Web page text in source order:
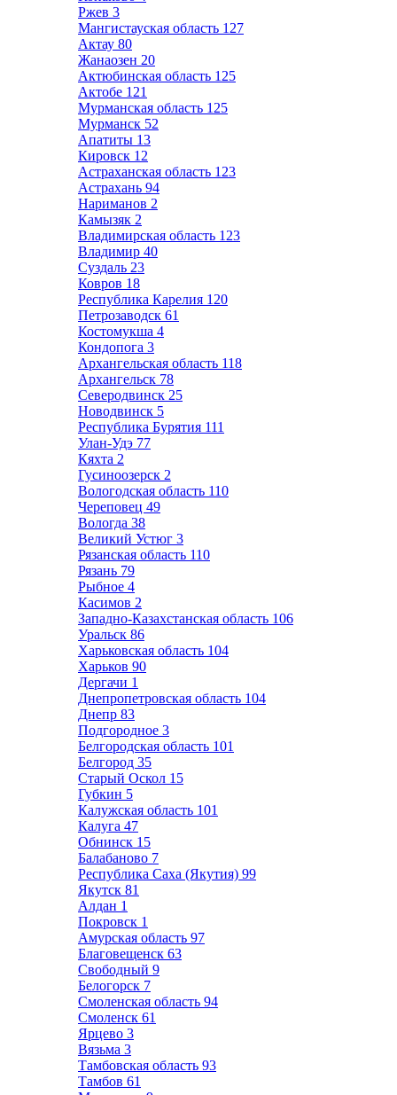
Ржев 3
Мангистауская область 127
Актау 80
Жанаозен 20
Актюбинская область 125
Актобе 121
Мурманская область 125
Мурманск 52
Апатиты 13
Кировск 12
Астраханская область 123
Астрахань 94
Нариманов 2
Камызяк 2
Владимирская область 123
Владимир 40
Суздаль 23
Ковров 18
Республика Карелия 120
Петрозаводск 61
Костомукша 4
Кондопога 3
Архангельская область 118
Архангельск 78
Северодвинск 25
Новодвинск 5
Республика Бурятия 111
Улан-Удэ 77
Кяхта 2
Гусиноозерск 2
Вологодская область 110
Череповец 49
Вологда 38
Великий Устюг 3
Рязанская область 110
Рязань 79
Рыбное 4
Касимов 2
Западно-Казахстанская область 106
Уральск 86
Харьковская область 104
Харьков 90
Дергачи 1
Днепропетровская область 104
Днепр 83
Подгородное 3
Белгородская область 101
Белгород 35
Старый Оскол 15
Губкин 5
Калужская область 101
Калуга 47
Обнинск 15
Балабаново 7
Республика Саха (Якутия) 99
Якутск 81
Алдан 1
Покровск 1
Амурская область 97
Благовещенск 63
Свободный 9
Белогорск 7
Смоленская область 94
Смоленск 61
Ярцево 3
Вязьма 3
Тамбовская область 93
Тамбов 61